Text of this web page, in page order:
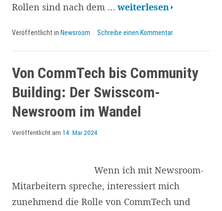
Rollen sind nach dem … Das
im
Newsroom:
Rollen
und
ineinander
weiterlesen
Veröffentlicht in Newsroom Schreibe einen Kommentar
Von CommTech bis Community
Building: Der Swisscom-
Newsroom im Wandel
Veröffentlicht am 14. Mai 2024
Wenn ich mit Newsroom-
Mitarbeitern spreche, interessiert mich
zunehmend die Rolle von CommTech und